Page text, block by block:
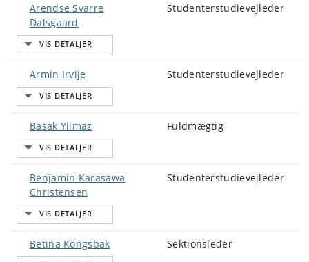
Arendse Svarre
Dalsgaard
Studenterstudievejleder
Armin Irvije Studenterstudievejleder
Basak Yilmaz Fuldmægtig
Benjamin Karasawa
Christensen
Studenterstudievejleder
Betina Kongsbak Sektionsleder